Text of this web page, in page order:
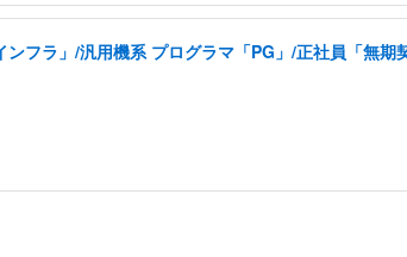
フラ」/汎用機系 プログラマ「PG」/正社員「無